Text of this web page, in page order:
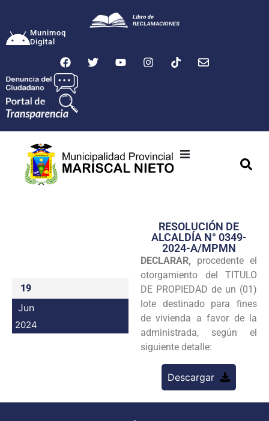
Munimoq
Digital
Transparencia
Seguridad
Programas
Intranet
19
Jun
2024
RESOLUCIÓN DE
ALCALDÍA N° 0349-
2024-A/MPMN
DECLARAR, procedente el
otorgamiento del TITULO
DE PROPIEDAD de un (01)
lote destinado para fines
de vivienda a favor de la
administrada, según el
siguiente detalle:
Descargar